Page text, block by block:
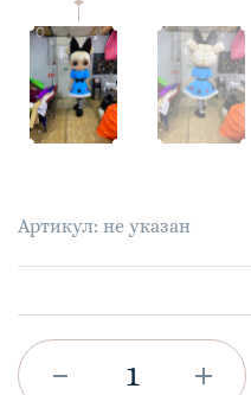
Артикул: не указан